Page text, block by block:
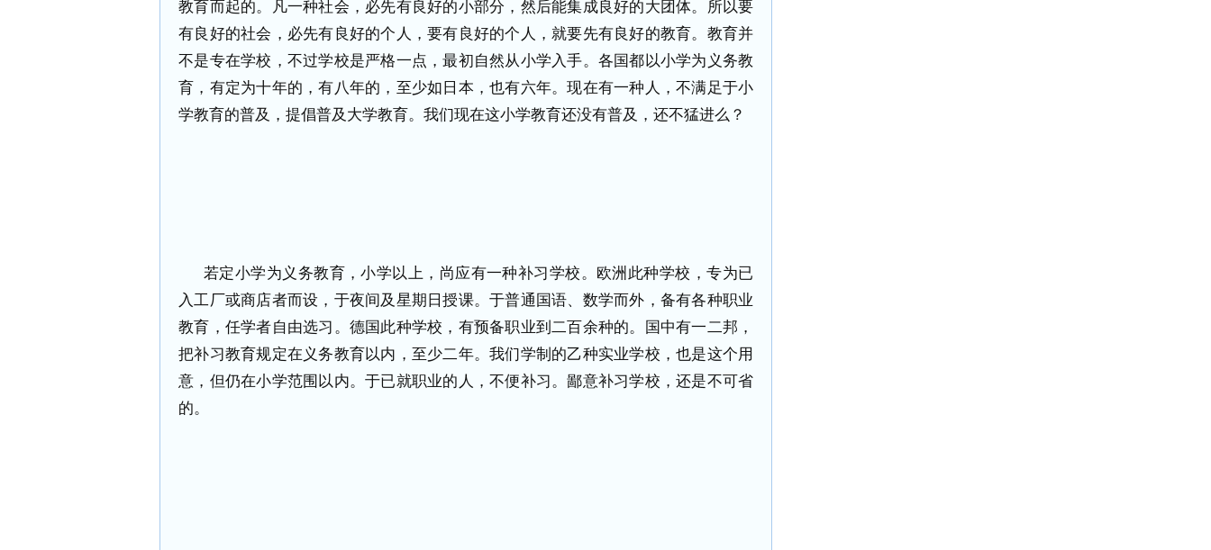
教育而起的。凡一种社会，必先有良好的小部分，然后能集成良好的大团体。所以要
有良好的社会，必先有良好的个人，要有良好的个人，就要先有良好的教育。教育并
不是专在学校，不过学校是严格一点，最初自然从小学入手。各国都以小学为义务教
育，有定为十年的，有八年的，至少如日本，也有六年。现在有一种人，不满足于小
学教育的普及，提倡普及大学教育。我们现在这小学教育还没有普及，还不猛进么？
若定小学为义务教育，小学以上，尚应有一种补习学校。欧洲此种学校，专为已
入工厂或商店者而设，于夜间及星期日授课。于普通国语、数学而外，备有各种职业
教育，任学者自由选习。德国此种学校，有预备职业到二百余种的。国中有一二邦，
把补习教育规定在义务教育以内，至少二年。我们学制的乙种实业学校，也是这个用
意，但仍在小学范围以内。于已就职业的人，不便补习。鄙意补习学校，还是不可省
的。